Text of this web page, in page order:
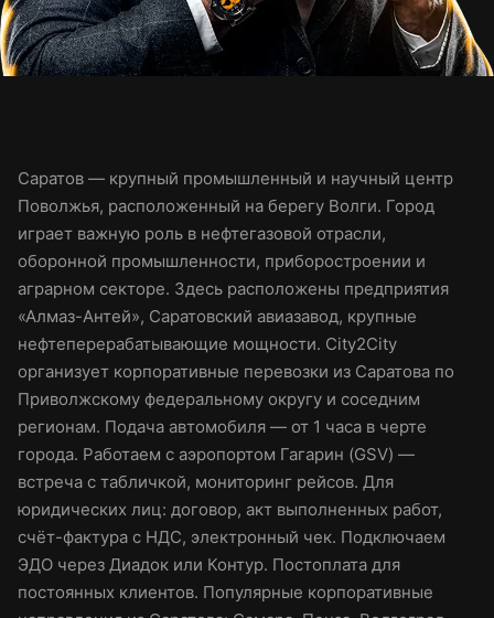
Саратов — крупный промышленный и научный центр
Поволжья, расположенный на берегу Волги. Город
играет важную роль в нефтегазовой отрасли,
оборонной промышленности, приборостроении и
аграрном секторе. Здесь расположены предприятия
«Алмаз-Антей», Саратовский авиазавод, крупные
нефтеперерабатывающие мощности. City2City
организует корпоративные перевозки из Саратова по
Приволжскому федеральному округу и соседним
регионам. Подача автомобиля — от 1 часа в черте
города. Работаем с аэропортом Гагарин (GSV) —
встреча с табличкой, мониторинг рейсов. Для
юридических лиц: договор, акт выполненных работ,
счёт-фактура с НДС, электронный чек. Подключаем
ЭДО через Диадок или Контур. Постоплата для
постоянных клиентов. Популярные корпоративные